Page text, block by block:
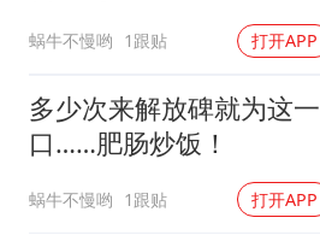
蜗牛不慢哟 1跟贴 打开APP
多少次来解放碑就为这一
口……肥肠炒饭！
蜗牛不慢哟 1跟贴 打开APP